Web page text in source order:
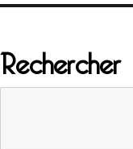
Rechercher